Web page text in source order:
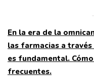
En la era de la
las farmacias a
es fundamental.
frecuentes.